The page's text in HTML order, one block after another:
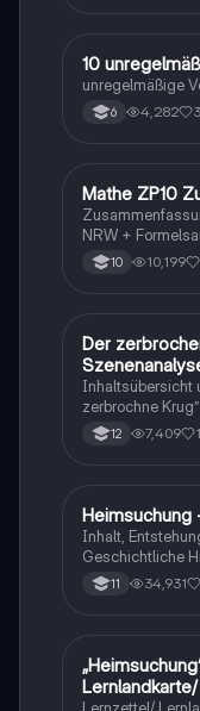
1 Englisch
10
unregelmäßige
6 4,282 3
Mathe
Mathe ZP10
NRW +
10 10,199
Deutsch
Der
Q1/Q2/Abitur
Inhaltsübersicht
zerbrochne
12 7,409
Deutsch
Heimsuchung
Inhalt,
Geschichtliche
stil 11 34,931
Deutsch
Lernzettel/